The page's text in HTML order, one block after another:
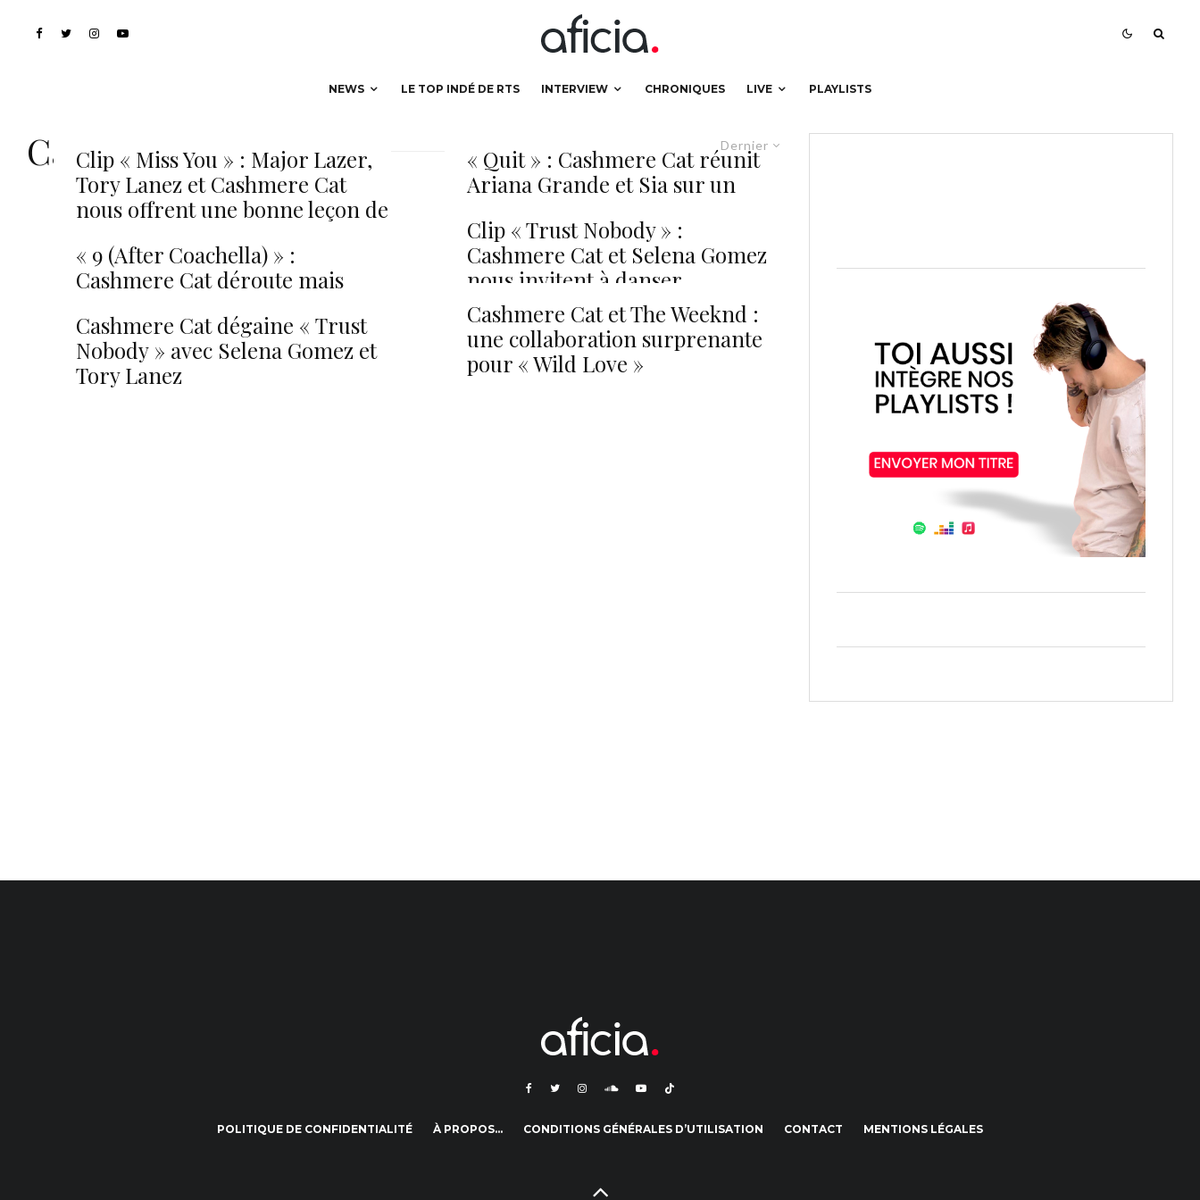
NEWS LE TOP INDÉ DE RTS INTERVIEW CHRONIQUES LIVE PLAYLISTS
Dernier
Cashmere Cat
Clip « Miss You » : Major Lazer,
Tory Lanez et Cashmere Cat
nous offrent une bonne leçon de
« 9 (After Coachella) » :
Cashmere Cat déroute mais
Cashmere Cat dégaine « Trust
Nobody » avec Selena Gomez et
Tory Lanez
« Quit » : Cashmere Cat réunit
Ariana Grande et Sia sur un
Clip « Trust Nobody » :
Cashmere Cat et Selena Gomez
nous invitent à danser
Cashmere Cat et The Weeknd :
une collaboration surprenante
pour « Wild Love »
POLITIQUE DE CONFIDENTIALITÉ À PROPOS… CONDITIONS GÉNÉRALES D’UTILISATION CONTACT MENTIONS LÉGALES